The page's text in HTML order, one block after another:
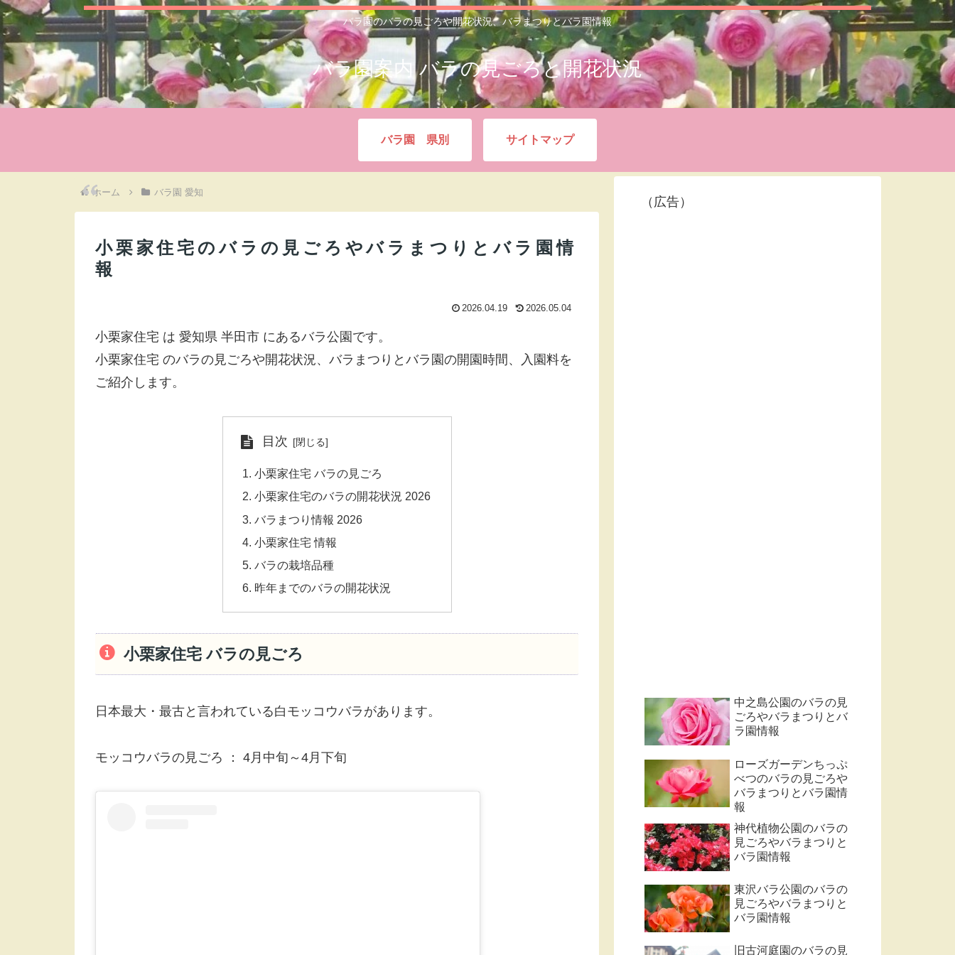
バラ園のバラの見ごろや開花状況、バラまつりとバラ園情報
バラ園案内 バラの見ごろと開花状況
バラ園 県別 サイトマップ
ホーム バラ園 愛知
小栗家住宅のバラの見ごろやバラまつりとバラ園情
報
2026.04.19 2026.05.04
小栗家住宅 は 愛知県 半田市 にあるバラ公園です。
小栗家住宅 のバラの見ごろや開花状況、バラまつりとバラ園の開園時間、入園料を
ご紹介します。
目次
小栗家住宅 バラの見ごろ
小栗家住宅のバラの開花状況 2026
バラまつり情報 2026
小栗家住宅 情報
バラの栽培品種
昨年までのバラの開花状況
小栗家住宅 バラの見ごろ
日本最大・最古と言われている白モッコウバラがあります。
モッコウバラの見ごろ ： 4月中旬～4月下旬
（広告）
中之島公園のバラの見
ごろやバラまつりとバ
ラ園情報
ローズガーデンちっぷ
べつのバラの見ごろや
バラまつりとバラ園情
報
神代植物公園のバラの
見ごろやバラまつりと
バラ園情報
東沢バラ公園のバラの
見ごろやバラまつりと
バラ園情報
旧古河庭園のバラの見